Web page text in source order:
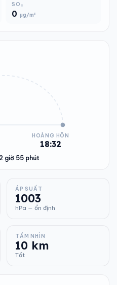
SO₂
0 µg/m³
HOÀNG HÔN
18:32
giờ 55 phút
ÁP SUẤT
1003
hPa — ổn định
TẦM NHÌN
10 km
Tốt